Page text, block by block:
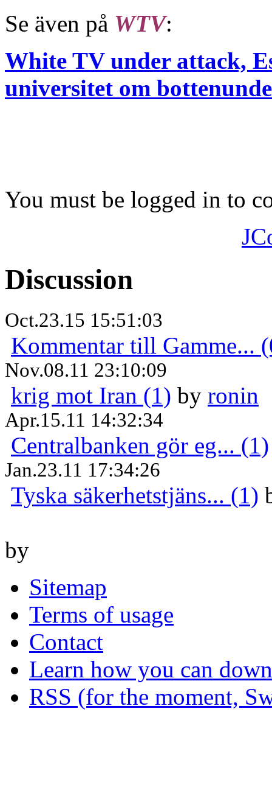
Se även på WTV:
White TV under attack,
universitet om
You must be logged in to
Discussion
Oct.23.15 15:51:03
Kommentar till Gamme...
Nov.08.11 23:10:09
krig mot Iran (1) by ronin
Apr.15.11 14:32:34
Centralbanken gör eg... (1)
Jan.23.11 17:34:26
Tyska säkerhetstjäns... (1)
by
Sitemap
Terms of usage
Contact
Learn how you can
RSS (for the moment,